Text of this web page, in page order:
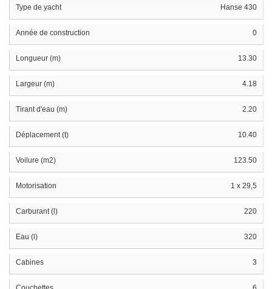
Type de yacht Hanse 430
Année de construction 0
Longueur (m) 13.30
Largeur (m) 4.18
Tirant d'eau (m) 2.20
Déplacement (t) 10.40
Voilure (m2) 123.50
Motorisation 1 x 29,5
Carburant (l) 220
Eau (l) 320
Cabines 3